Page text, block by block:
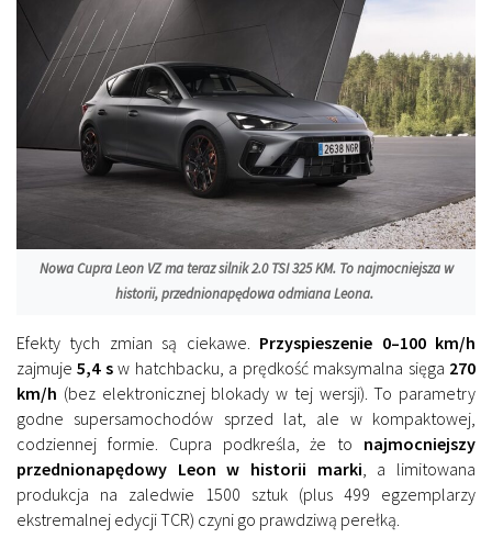
Nowa Cupra Leon VZ ma teraz silnik 2.0 TSI 325 KM. To najmocniejsza w
historii, przednionapędowa odmiana Leona.
Efekty tych zmian są ciekawe. Przyspieszenie 0–100 km/h
zajmuje5,4 sw hatchbacku, a prędkość maksymalna sięga 270
km/h (bez elektronicznej blokady w tej wersji). To parametry
godne supersamochodów sprzed lat, ale w kompaktowej,
codziennej formie. Cupra podkreśla, że to najmocniejszy
przednionapędowy Leon w historii marki , a limitowana
produkcja na zaledwie 1500 sztuk (plus 499 egzemplarzy
ekstremalnej edycji TCR) czyni go prawdziwą perełką.